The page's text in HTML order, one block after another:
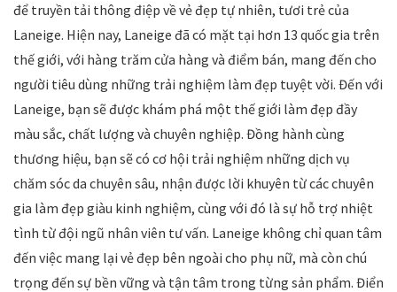
để truyền tải thông điệp về vẻ đẹp tự nhiên, tươi trẻ của
Laneige. Hiện nay, Laneige đã có mặt tại hơn 13 quốc gia trên
thế giới, với hàng trăm cửa hàng và điểm bán, mang đến cho
người tiêu dùng những trải nghiệm làm đẹp tuyệt vời. Đến với
Laneige, bạn sẽ được khám phá một thế giới làm đẹp đầy
màu sắc, chất lượng và chuyên nghiệp. Đồng hành cùng
thương hiệu, bạn sẽ có cơ hội trải nghiệm những dịch vụ
chăm sóc da chuyên sâu, nhận được lời khuyên từ các chuyên
gia làm đẹp giàu kinh nghiệm, cùng với đó là sự hỗ trợ nhiệt
tình từ đội ngũ nhân viên tư vấn. Laneige không chỉ quan tâm
đến việc mang lại vẻ đẹp bên ngoài cho phụ nữ, mà còn chú
trọng đến sự bền vững và tận tâm trong từng sản phẩm. Điển